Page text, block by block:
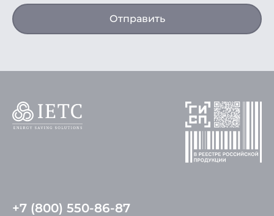
Отправить
+7 (800) 550-86-87